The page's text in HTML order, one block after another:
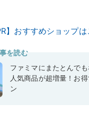
】おすすめショップ
を読む
ファミマにまたとんでも
人気商品が超増量！お
ン